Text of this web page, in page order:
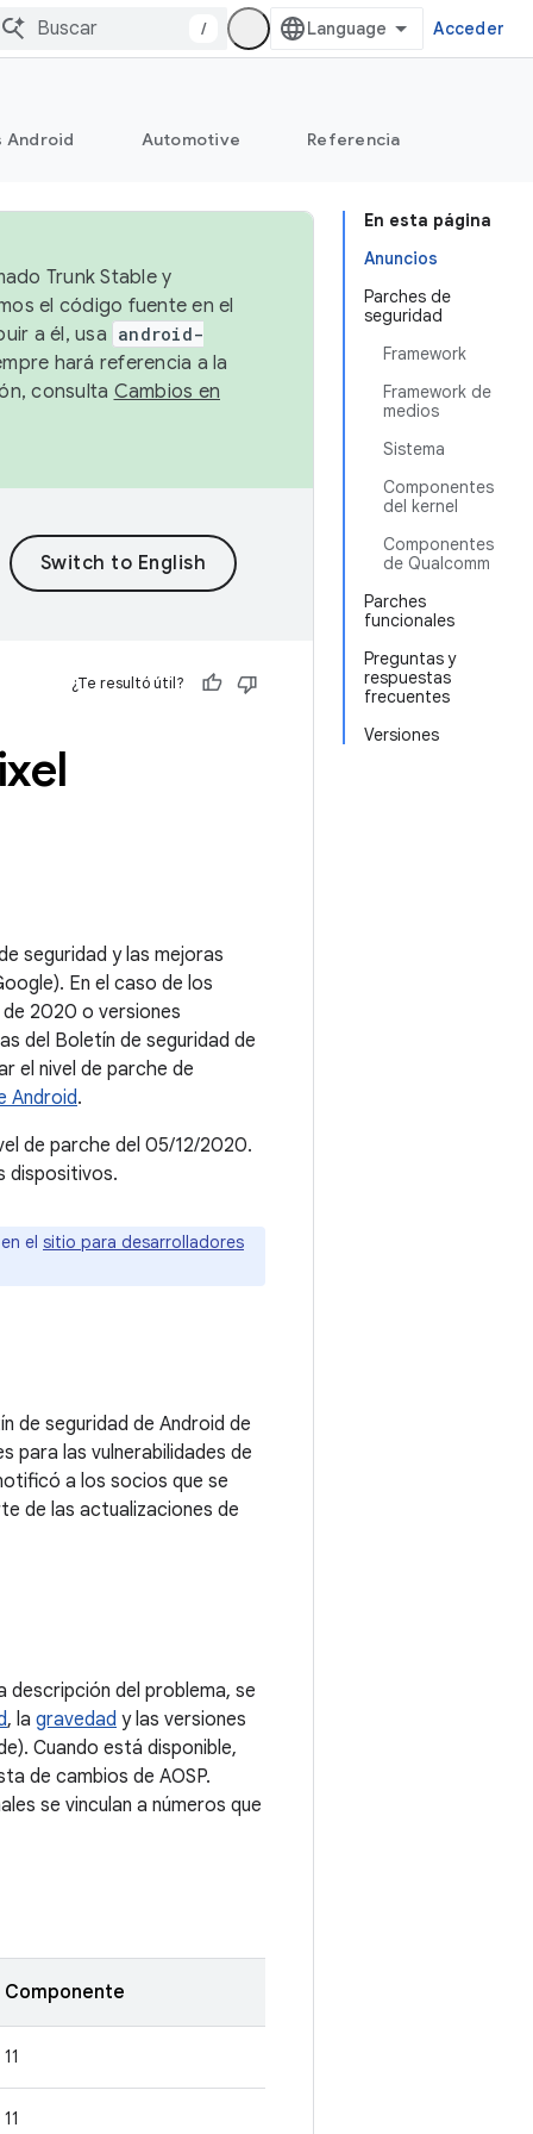
/ Acceder
Android Automotive Referencia
En esta página
Anuncios
Parches de
seguridad
Framework
Framework de
medios
Sistema
Componentes
del kernel
Componentes
de Qualcomm
Parches
funcionales
Preguntas y
respuestas
frecuentes
Versiones
Trunk Stable y
el código fuente en el
a él, usa android-
hará referencia a la
consulta Cambios en
¿Te resultó útil?
seguridad y las mejoras
En el caso de los
2020 o versiones
del Boletín de seguridad de
el nivel de parche de
Android.
de parche del 05/12/2020.
dispositivos.
el sitio para desarrolladores
de seguridad de Android de
para las vulnerabilidades de
a los socios que se
de las actualizaciones de
descripción del problema, se
, la gravedad y las versiones
Cuando está disponible,
de cambios de AOSP.
se vinculan a números que
Componente
11
11